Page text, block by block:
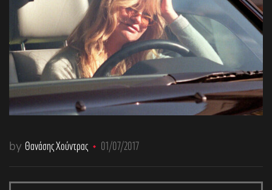
by Θανάσης Χούντρας 01/07/2017